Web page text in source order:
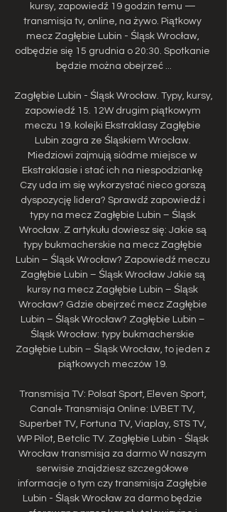
kursy, zapowiedź 19 godzin temu —
transmisja tv, online, na żywo. Piątkowy
mecz Zagłębie Lubin - Śląsk Wrocław,
odbędzie się 15 grudnia o 20:30. Spotkanie
będzie można obejrzeć ...
Zagłębie Lubin - Śląsk Wrocław. Typy, kursy,
zapowiedź 15. 12W drugim piątkowym
meczu 19. kolejki Ekstraklasy Zagłębie
Lubin zagra ze Śląskiem Wrocław.
Miedziowi zajmują siódme miejsce w
Ekstraklasie i stać ich na niespodziankę
Czy uda im się wykorzystać nieco gorszą
dyspozycję lidera? Sprawdź zapowiedź i
typy na mecz Zagłębie Lubin – Śląsk
Wrocław. Z artykułu dowiesz się: Jakie są
typy bukmacherskie na mecz Zagłębie
Lubin – Śląsk Wrocław? Zapowiedź meczu
Zagłębie Lubin – Śląsk Wrocław Jakie są
kursy na mecz Zagłębie Lubin – Śląsk
Wrocław? Gdzie obejrzeć mecz Zagłębie
Lubin – Śląsk Wrocław? Zagłębie Lubin –
Śląsk Wrocław: typy bukmacherskie
Zagłębie Lubin – Śląsk Wrocław, to jeden z
piątkowych meczów 19.
Transmisja TV: Polsat Sport, Eleven Sport,
Canal+ Transmisja Online: LVBET TV,
Superbet TV, Fortuna TV, Viaplay, STS TV,
WP Pilot, Betclic TV. Zagłębie Lubin - Śląsk
Wrocław transmisja za darmo W naszym
serwisie znajdziesz szczegółowe
informacje o tym czy transmisja Zagłębie
Lubin - Śląsk Wrocław za darmo będzie